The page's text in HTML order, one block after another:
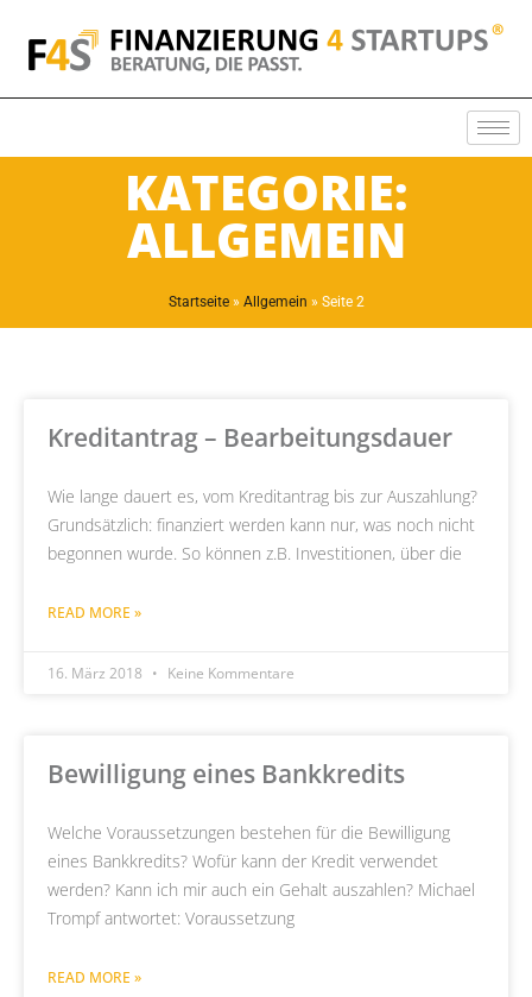
KATEGORIE:
ALLGEMEIN
Startseite» Allgemein » Seite 2
Kreditantrag – Bearbeitungsdauer
Wie lange dauert es, vom Kreditantrag bis zur Auszahlung?
Grundsätzlich: finanziert werden kann nur, was noch nicht
begonnen wurde. So können z.B. Investitionen, über die
READ MORE »
16. März 2018 Keine Kommentare
Bewilligung eines Bankkredits
Welche Voraussetzungen bestehen für die Bewilligung
eines Bankkredits? Wofür kann der Kredit verwendet
werden? Kann ich mir auch ein Gehalt auszahlen? Michael
Trompf antwortet: Voraussetzung
READ MORE »